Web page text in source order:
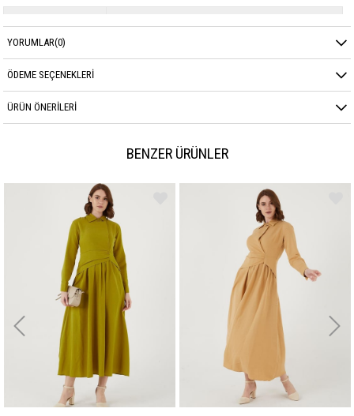
Sezon
Kumaş Cinsi
YORUMLAR(0)
ÖDEME SEÇENEKLERI
ÜRÜN ÖNERILERI
BENZER ÜRÜNLER